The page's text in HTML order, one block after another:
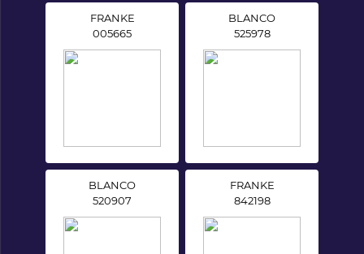
FRANKE
005665
BLANCO
525978
BLANCO
520907
FRANKE
842198